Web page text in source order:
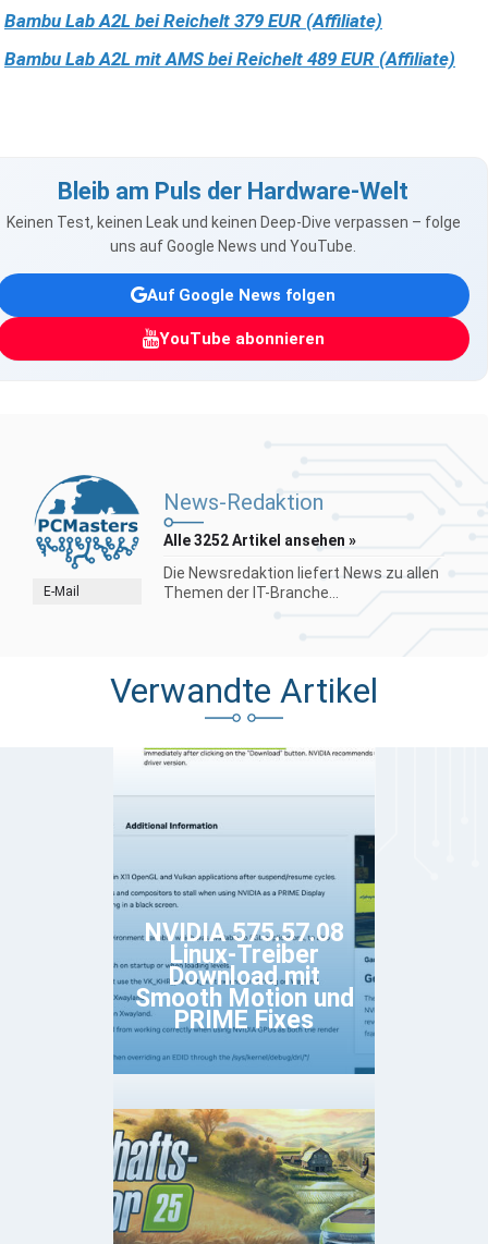
Bambu Lab A2L bei Reichelt 379 EUR (Affiliate)
Bambu Lab A2L mit AMS bei Reichelt 489 EUR (Affiliate)
Bleib am Puls der Hardware-Welt
Keinen Test, keinen Leak und keinen Deep-Dive verpassen – folge
uns auf Google News und YouTube.
Auf Google News folgen
YouTube abonnieren
E-Mail
News-Redaktion
Alle 3252 Artikel ansehen »
Die Newsredaktion liefert News zu allen
Themen der IT-Branche...
Verwandte Artikel
NVIDIA 575.57.08
Linux-Treiber
Download mit
Smooth Motion und
PRIME Fixes